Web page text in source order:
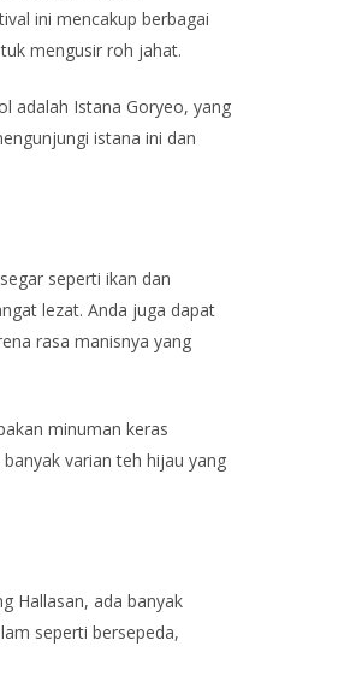
ini mencakup berbagai
mengusir roh jahat.
adalah Istana Goryeo, yang
istana ini dan
seperti ikan dan
lezat. Anda juga dapat
rasa manisnya yang
minuman keras
varian teh hijau yang
Hallasan, ada banyak
seperti bersepeda,